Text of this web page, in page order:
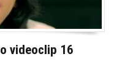
videoclip 16